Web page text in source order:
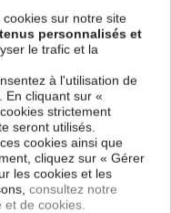
sur notre site
personnalisés et
le trafic et la
à l'utilisation de
En cliquant sur «
strictement
seront utilisés.
cookies ainsi que
cliquez sur « Gérer
les cookies et les
consultez notre
et de cookies.